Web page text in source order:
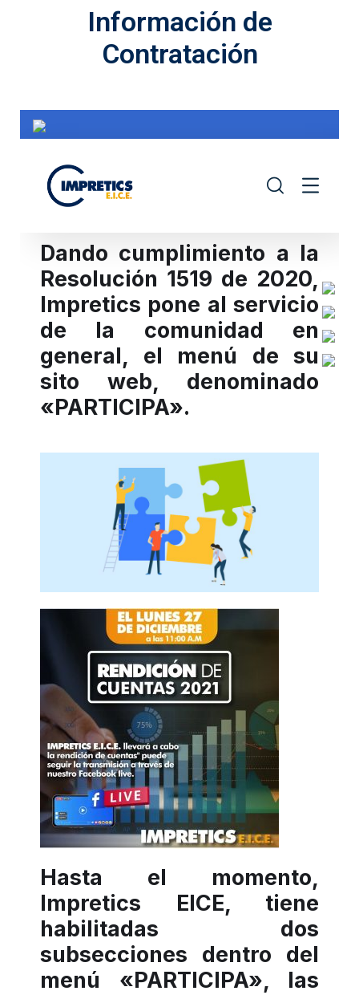
Información de
Contratación